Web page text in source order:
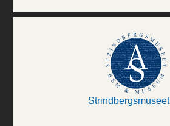
Strindbergsmuseet